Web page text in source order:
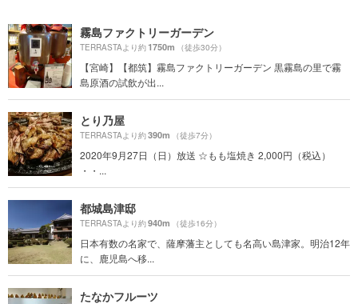
霧島ファクトリーガーデン
TERRASTAより約1750m （徒歩30分）
【宮崎】【都筑】霧島ファクトリーガーデン 黒霧島の里で霧
島原酒の試飲が出...
とり乃屋
TERRASTAより約390m （徒歩7分）
2020年9月27日（日）放送 ☆もも塩焼き 2,000円（税込）
・・...
都城島津邸
TERRASTAより約940m （徒歩16分）
日本有数の名家で、薩摩藩主としても名高い島津家。明治12年
に、鹿児島へ移...
たなかフルーツ